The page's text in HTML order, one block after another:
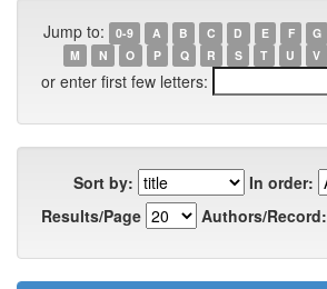
Jump to: 0-9 A B C D E F G
M
N O P Q R S T U V
or enter first few letters:
Sort by:
In order:
Results/Page
Authors/Record: